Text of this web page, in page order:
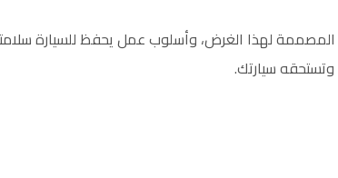
المصممة لهذا الغرض، وأسلوب عمل يحفظ للسيارة
سيارتك.